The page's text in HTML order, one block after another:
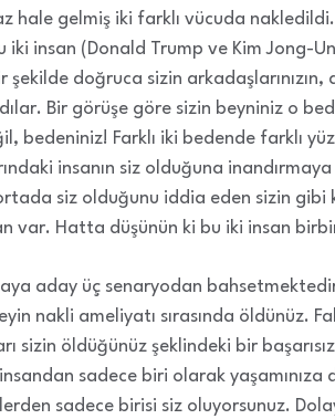
hale gelmiş iki farklı vücuda
iki insan (Donald Trump ve Kim Jong-
doğruca sizin arkadaşlarınızın,
Bir görüşe göre sizin beyniniz o
bedeniniz! Farklı iki bedende farklı
insanın siz olduğuna
siz olduğunu iddia eden sizin
var. Hatta düşünün ki bu iki insan
aday üç senaryodan
nakli ameliyatı sırasında öldünüz.
sizin öldüğünüz şeklindeki bir
sadece biri olarak
sadece birisi siz oluyorsunuz.